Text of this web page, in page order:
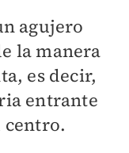
agujero
la manera
es decir,
entrante
centro.